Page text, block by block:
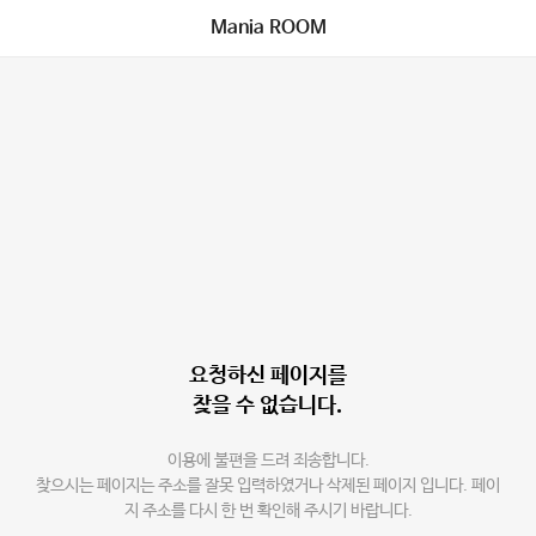
Mania ROOM
요청하신 페이지를
찾을 수 없습니다.
이용에 불편을 드려 죄송합니다.
찾으시는 페이지는 주소를 잘못 입력하였거나 삭제된 페이지 입니다. 페이
지 주소를 다시 한 번 확인해 주시기 바랍니다.